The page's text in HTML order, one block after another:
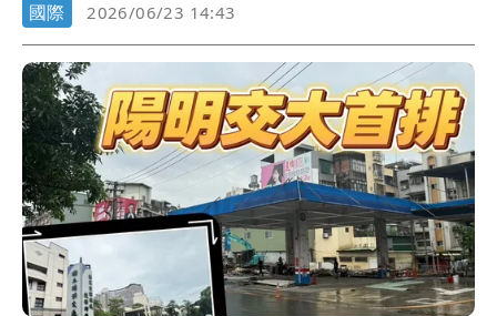
國際 2026/06/23 14:43